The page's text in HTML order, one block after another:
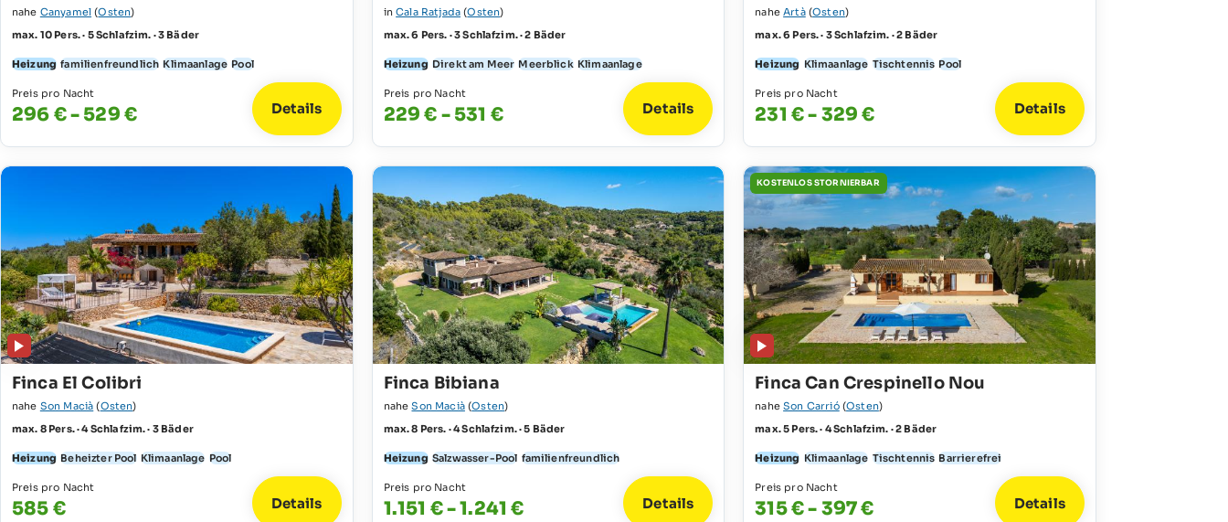
nahe Canyamel (Osten)
max. 10 Pers. · 5 Schlafzim. · 3 Bäder
Heizung familienfreundlich Klimaanlage Pool
Preis pro Nacht
296 € - 529 € Details
inCala Ratjada (Osten)
max. 6 Pers. · 3 Schlafzim. · 2 Bäder
Heizung Direkt am Meer Meerblick Klimaanlage
Preis pro Nacht
229 € - 531 € Details
naheArtà(Osten)
max. 6 Pers. · 3 Schlafzim. · 2 Bäder
Heizung Klimaanlage Tischtennis Pool
Preis pro Nacht
231 € - 329 € Details
Finca El Colibri
nahe Son Macià (Osten)
max. 8 Pers. · 4 Schlafzim. · 3 Bäder
Heizung Beheizter Pool Klimaanlage Pool
Preis pro Nacht
585 € Details
Finca Bibiana
naheSon Macià(Osten)
max. 8 Pers. · 4 Schlafzim. · 5 Bäder
Heizung Salzwasser-Pool familienfreundlich
Preis pro Nacht
1.151 € - 1.241 € Details
KOSTENLOS STORNIERBAR
Finca Can Crespinello Nou
naheSon Carrió(Osten)
max. 5 Pers. · 4 Schlafzim. · 2 Bäder
Heizung Klimaanlage Tischtennis Barrierefrei
Preis pro Nacht
315 € - 397 € Details